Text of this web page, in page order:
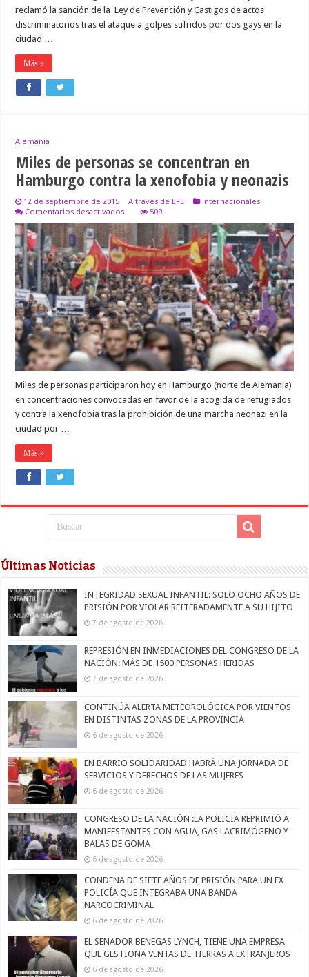
neonazi
reclamó la sanción de la Ley de Prevención y Castigos de actos
discriminatorios tras el ataque a golpes sufridos por dos gays en la
ciudad …
Más »
Alemania
Miles de personas se concentran en
Hamburgo contra la xenofobia y neonazis
12 de septiembre de 2015 A través de EFE
Internacionales
Comentarios desactivadosen
de
personas
se
concentran
en
Hamburgo
contra
la
xenofobia
y
neonazis
509
Miles de personas participaron hoy en Hamburgo (norte de Alemania)
en concentraciones convocadas en favor de la acogida de refugiados
y contra la xenofobia tras la prohibición de una marcha neonazi en la
ciudad por …
Más »
Últimas Noticias
INTEGRIDAD SEXUAL INFANTIL: SOLO OCHO AÑOS DE
PRISIÓN POR VIOLAR REITERADAMENTE A SU HIJITO
7 de agosto de 2026
REPRESIÓN EN INMEDIACIONES DEL CONGRESO DE LA
NACIÓN: MÁS DE 1500 PERSONAS HERIDAS
7 de agosto de 2026
CONTINÚA ALERTA METEOROLÓGICA POR VIENTOS
EN DISTINTAS ZONAS DE LA PROVINCIA
6 de agosto de 2026
EN BARRIO SOLIDARIDAD HABRÁ UNA JORNADA DE
SERVICIOS Y DERECHOS DE LAS MUJERES
6 de agosto de 2026
CONGRESO DE LA NACIÓN :LA POLICÍA REPRIMIÓ A
MANIFESTANTES CON AGUA, GAS LACRIMÓGENO Y
BALAS DE GOMA
6 de agosto de 2026
CONDENA DE SIETE AÑOS DE PRISIÓN PARA UN EX
POLICÍA QUE INTEGRABA UNA BANDA
NARCOCRIMINAL
6 de agosto de 2026
EL SENADOR BENEGAS LYNCH, TIENE UNA EMPRESA
QUE GESTIONA VENTAS DE TIERRAS A EXTRANJEROS
6 de agosto de 2026